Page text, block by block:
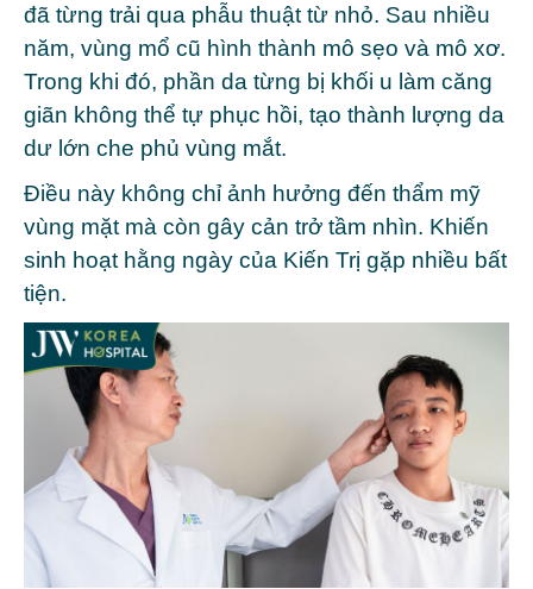
đã từng trải qua phẫu thuật từ nhỏ. Sau nhiều
năm, vùng mổ cũ hình thành mô sẹo và mô xơ.
Trong khi đó, phần da từng bị khối u làm căng
giãn không thể tự phục hồi, tạo thành lượng da
dư lớn che phủ vùng mắt.
Điều này không chỉ ảnh hưởng đến thẩm mỹ
vùng mặt mà còn gây cản trở tầm nhìn. Khiến
sinh hoạt hằng ngày của Kiến Trị gặp nhiều bất
tiện.